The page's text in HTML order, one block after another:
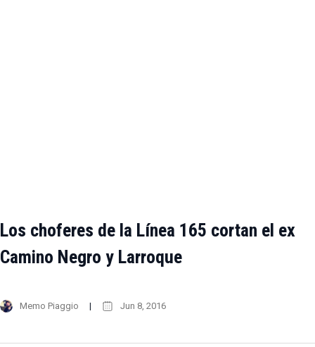
Los choferes de la Línea 165 cortan el ex
Camino Negro y Larroque
Memo Piaggio Jun 8, 2016